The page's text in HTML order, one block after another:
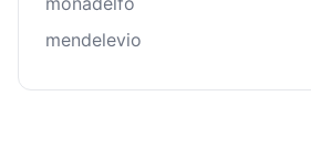
mendelevio